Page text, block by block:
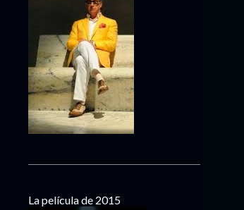
La película de 2015